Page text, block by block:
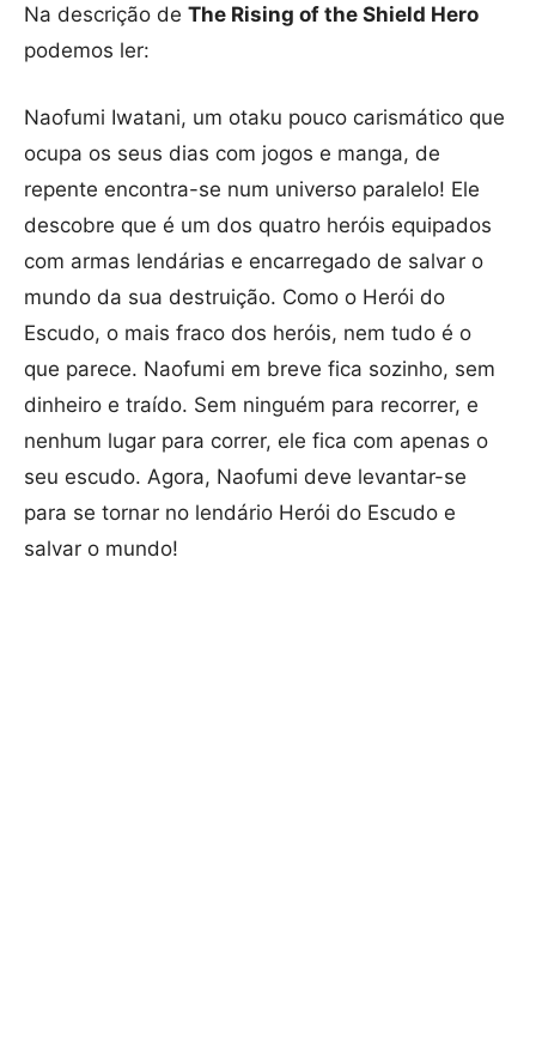
Na descrição de The Rising of the Shield Hero
podemos ler:
Naofumi Iwatani, um otaku pouco carismático que
ocupa os seus dias com jogos e manga, de
repente encontra-se num universo paralelo! Ele
descobre que é um dos quatro heróis equipados
com armas lendárias e encarregado de salvar o
mundo da sua destruição. Como o Herói do
Escudo, o mais fraco dos heróis, nem tudo é o
que parece. Naofumi em breve fica sozinho, sem
dinheiro e traído. Sem ninguém para recorrer, e
nenhum lugar para correr, ele fica com apenas o
seu escudo. Agora, Naofumi deve levantar-se
para se tornar no lendário Herói do Escudo e
salvar o mundo!